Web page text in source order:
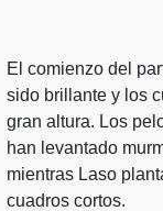
El comienzo del
sido brillante y los
gran altura. Los
han levantado
mientras Laso
cuadros cortos.